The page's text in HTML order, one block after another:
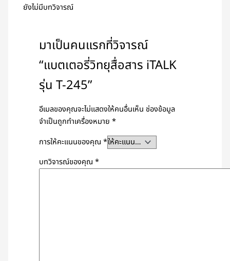
ยังไม่มีบทวิจารณ์
มาเป็นคนแรกที่วิจารณ์
“แบตเตอรี่วิทยุสื่อสาร iTALK
รุ่น T-245”
อีเมลของคุณจะไม่แสดงให้คนอื่นเห็น ช่องข้อมูล
จำเป็นถูกทำเครื่องหมาย*
การให้คะแนนของคุณ*
บทวิจารณ์ของคุณ*